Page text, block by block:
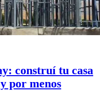
construí tu casa
por menos